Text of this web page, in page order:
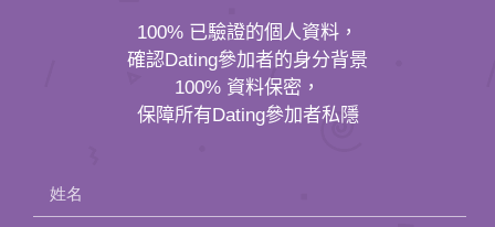
100% 已驗證的個人資料，
確認Dating參加者的身分背景
100% 資料保密，
保障所有Dating參加者私隱
姓名